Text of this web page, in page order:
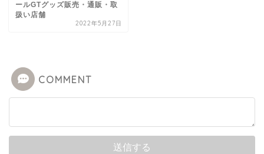
ールGTグッズ販売・通販・取
扱い店舗
2022年5月27日
COMMENT